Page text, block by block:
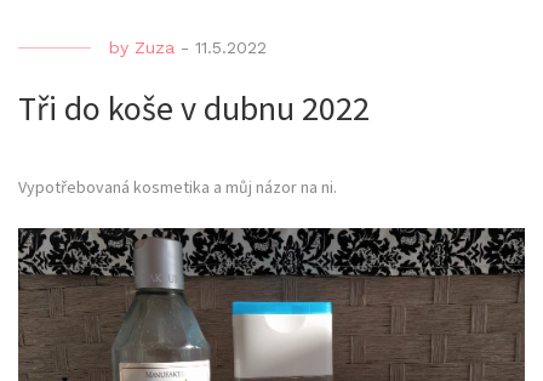
by Zuza - 11.5.2022
Tři do koše v dubnu 2022
Vypotřebovaná kosmetika a můj názor na ni.